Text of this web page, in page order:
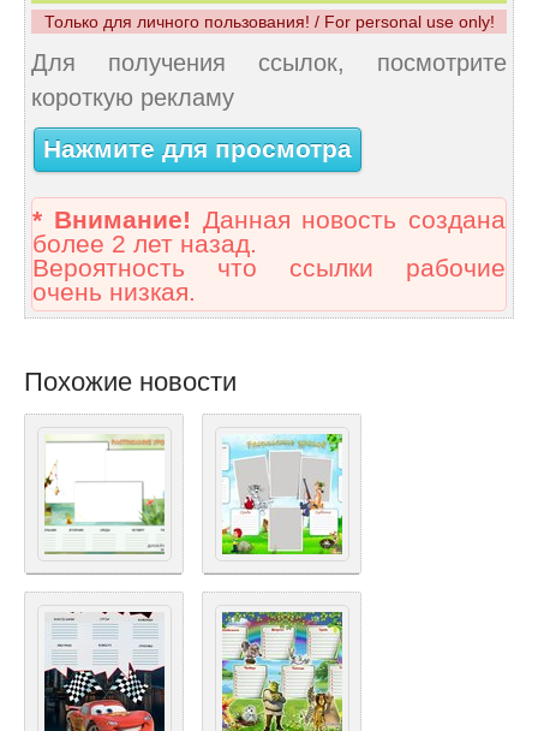
Только для личного пользования! / For personal use only!
Для получения ссылок, посмотрите
короткую рекламу
Нажмите для просмотра
* Внимание! Данная новость создана
более 2 лет назад.
Вероятность что ссылки рабочие
очень низкая.
Похожие новости